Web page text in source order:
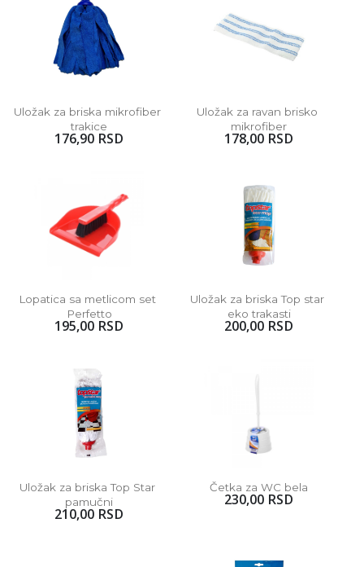
Uložak za briska mikrofiber
trakice
176,90 RSD
Uložak za ravan brisko
mikrofiber
178,00 RSD
Lopatica sa metlicom set
Perfetto
195,00 RSD
Uložak za briska Top star
eko trakasti
200,00 RSD
Uložak za briska Top Star
pamučni
210,00 RSD
Četka za WC bela
230,00 RSD